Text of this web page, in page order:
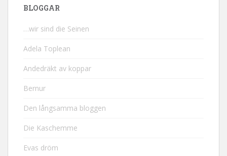
BLOGGAR
…wir sind die Seinen
Adela Toplean
Andedräkt av koppar
Bernur
Den långsamma bloggen
Die Kaschemme
Evas dröm